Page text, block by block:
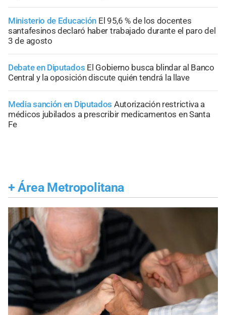
Ministerio de Educación El 95,6 % de los docentes
santafesinos declaró haber trabajado durante el paro del
3 de agosto
Debate en Diputados El Gobierno busca blindar al Banco
Central y la oposición discute quién tendrá la llave
Media sanción en Diputados Autorización restrictiva a
médicos jubilados a prescribir medicamentos en Santa
Fe
+ Área Metropolitana